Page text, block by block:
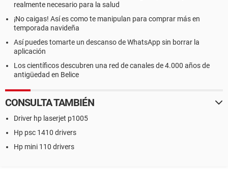
realmente necesario para la salud
¡No caigas! Así es como te manipulan para comprar más en
temporada navideña
Así puedes tomarte un descanso de WhatsApp sin borrar la
aplicación
Los científicos descubren una red de canales de 4.000 años de
antigüedad en Belice
CONSULTA TAMBIÉN
Driver hp laserjet p1005
Hp psc 1410 drivers
Hp mini 110 drivers